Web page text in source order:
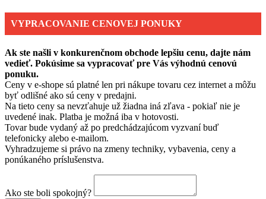
VYPRACOVANIE CENOVEJ PONUKY
Ak ste našli v konkurenčnom obchode lepšiu cenu, dajte nám
vedieť. Pokúsime sa vypracovať pre Vás výhodnú cenovú
ponuku.
Ceny v e-shope sú platné len pri nákupe tovaru cez internet a môžu
byť odlišné ako sú ceny v predajni.
Na tieto ceny sa nevzťahuje už žiadna iná zľava - pokiaľ nie je
uvedené inak. Platba je možná iba v hotovosti.
Tovar bude vydaný až po predchádzajúcom vyzvaní buď
telefonicky alebo e-mailom.
Vyhradzujeme si právo na zmeny techniky, vybavenia, ceny a
ponúkaného príslušenstva.
Ako ste boli spokojný?